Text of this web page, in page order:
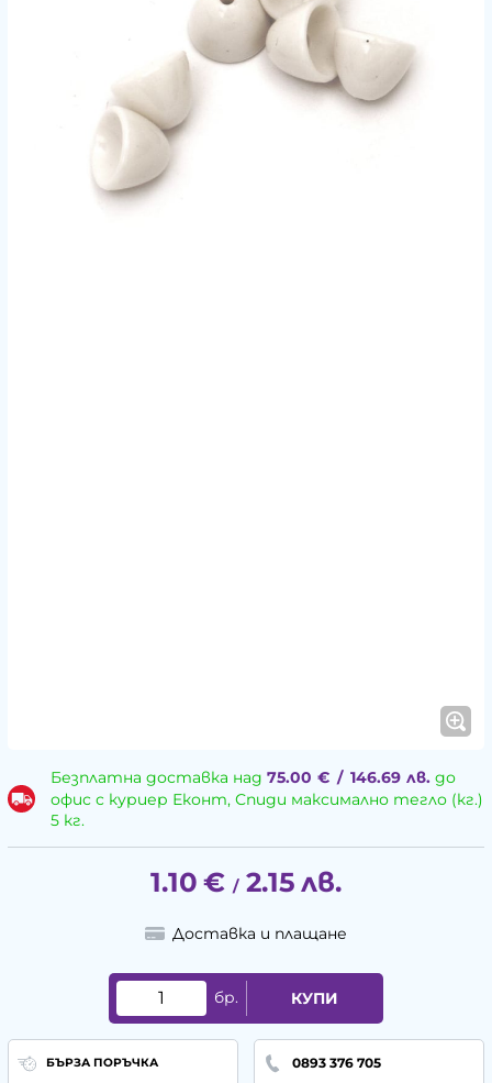
Безплатна доставка над 75.00 € / 146.69 лв.до
офис с куриер Еконт, Спиди максимално тегло (кг.)
5 кг.
1.10 € / 2.15 лв.
Доставка и плащане
бр. КУПИ
БЪРЗА ПОРЪЧКА 0893 376 705